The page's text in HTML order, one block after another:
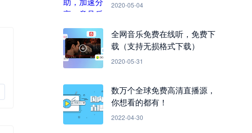
2020-05-04
全网音乐免费在线听，免费下
载（支持无损格式下载）
2020-05-31
数万个全球免费高清直播源，
你想看的都有！
2022-04-30